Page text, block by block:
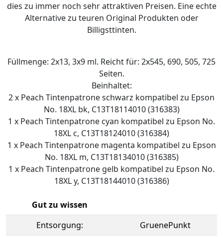
dies zu immer noch sehr attraktiven Preisen. Eine echte
Alternative zu teuren Original Produkten oder
Billigsttinten.
Füllmenge: 2x13, 3x9 ml. Reicht für: 2x545, 690, 505, 725
Seiten.
Beinhaltet:
2 x Peach Tintenpatrone schwarz kompatibel zu Epson
No. 18XL bk, C13T18114010 (316383)
1 x Peach Tintenpatrone cyan kompatibel zu Epson No.
18XL c, C13T18124010 (316384)
1 x Peach Tintenpatrone magenta kompatibel zu Epson
No. 18XL m, C13T18134010 (316385)
1 x Peach Tintenpatrone gelb kompatibel zu Epson No.
18XL y, C13T18144010 (316386)
Gut zu wissen
Entsorgung:
GruenePunkt